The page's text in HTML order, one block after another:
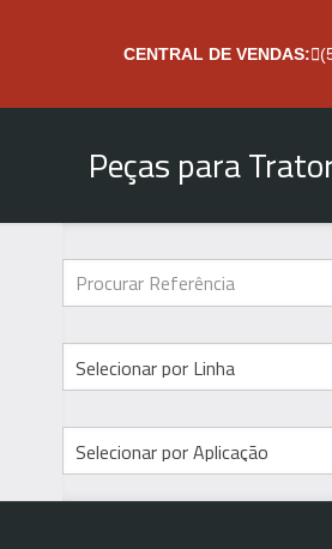
CENTRAL DE VENDAS:
Peças para